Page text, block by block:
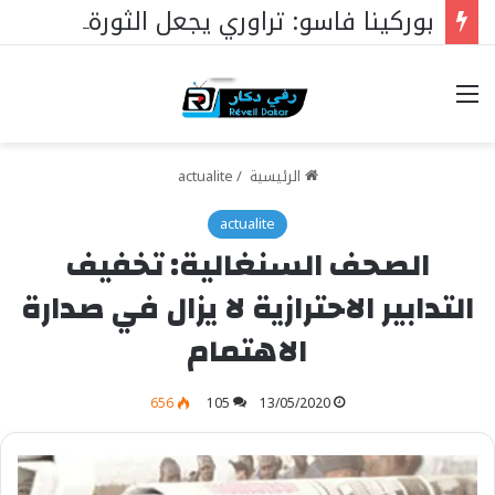
خيارات
الرئيسية /
actualite
actualite
الصحف السنغالية: تخفيف
التدابير الاحترازية لا يزال في صدارة
الاهتمام
13/05/2020
105
656